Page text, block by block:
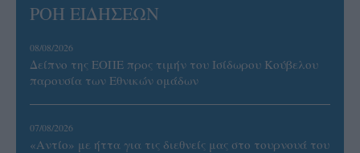
ΡΟΗ ΕΙΔΗΣΕΩΝ
08/08/2026
Δείπνο της ΕΟΠΕ προς τιμήν του Ισίδωρου Κούβελου
παρουσία των Εθνικών ομάδων
07/08/2026
«Αντίο» με ήττα για τις διεθνείς μας στο τουρνουά του